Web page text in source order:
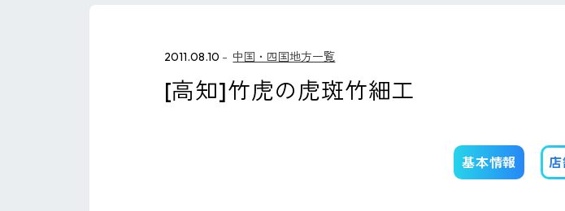
2011.08.10 中国・四国地方一覧
[高知]竹虎の虎斑竹細工
基本情報 店